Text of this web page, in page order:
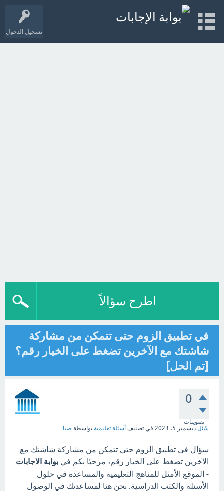
تسجيل الدخول
اطرح سؤالاً
في تطبيق الزوم حتى تتمكن من مشاركة
شاشتك مع الآخرين تضغط على الخيار رقم؟
[تم الحل]
0
تصويتات
سُئل ديسمبر 5، 2023 في تصنيف أسئلة تعليمية بواسطة صبا
سؤال في تطبيق الزوم حتى تتمكن من مشاركة شاشتك مع
الآخرين تضغط على الخيار رقم، مرحبًا بكم في بوابة الاجابات
- الموقع الأمثل للمناهج التعليمية والمساعدة في حلول
الأسئلة والكتب الدراسية. نحن هنا لمساعدتك في الوصول